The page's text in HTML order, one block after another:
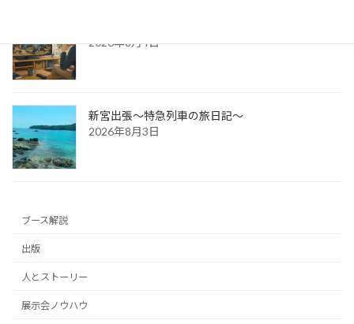
2026年8月4日
新宮出張～特急列車の旅日記～
2026年8月3日
ブース解説
出版
人とストーリー
展示会ノウハウ